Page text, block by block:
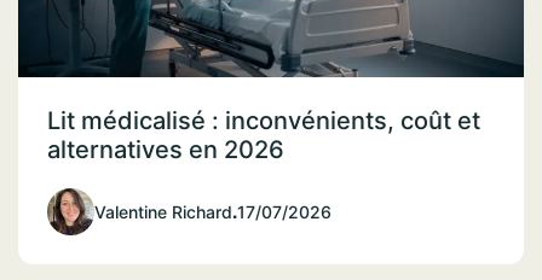
Lit médicalisé : inconvénients, coût et
alternatives en 2026
Valentine Richard.17/07/2026